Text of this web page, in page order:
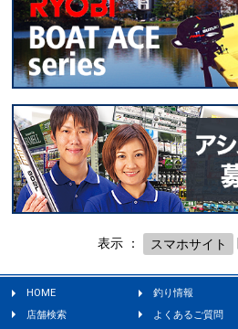
表示 ： スマホサイト
HOME 釣り情報
店舗検索
よくあるご質問